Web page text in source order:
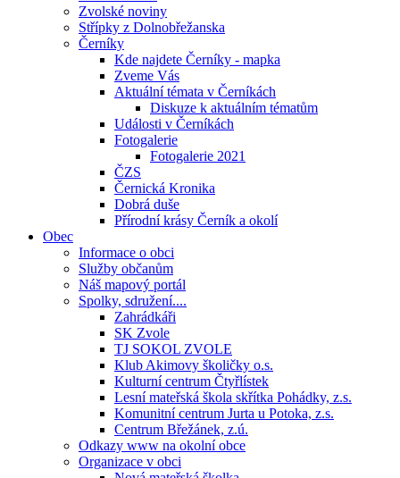
Zvolské noviny
Střípky z Dolnobřežanska
Černíky
Kde najdete Černíky - mapka
Zveme Vás
Aktuální témata v Černíkách
Diskuze k aktuálním tématům
Události v Černíkách
Fotogalerie
Fotogalerie 2021
ČZS
Černická Kronika
Dobrá duše
Přírodní krásy Černík a okolí
Obec
Informace o obci
Služby občanům
Náš mapový portál
Spolky, sdružení....
Zahrádkáři
SK Zvole
TJ SOKOL ZVOLE
Klub Akimovy školičky o.s.
Kulturní centrum Čtyřlístek
Lesní mateřská škola skřítka Pohádky, z.s.
Komunitní centrum Jurta u Potoka, z.s.
Centrum Břežánek, z.ú.
Odkazy www na okolní obce
Organizace v obci